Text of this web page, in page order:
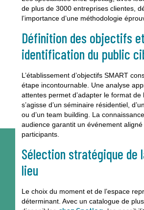
de plus de 3000 entreprises clientes,
l’importance d’une méthodologie
Définition des objectifs et
identification du public
L’établissement d’objectifs SMART
étape incontournable. Une analyse
attentes permet d’adapter le format de
s’agisse d’un séminaire résidentiel,
ou d’un team building. La
audience garantit un événement
participants.
Sélection stratégique de
lieu
Le choix du moment et de l’espace
déterminant. Avec un catalogue de